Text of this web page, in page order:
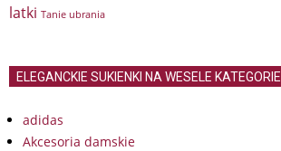
latki Tanie ubrania
ELEGANCKIE SUKIENKI NA WESELE KATEGORIE
adidas
Akcesoria damskie